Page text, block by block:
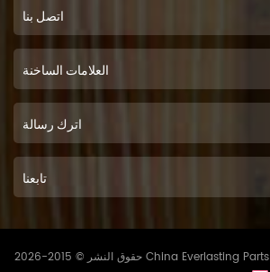
اتصل بنا
العلامات الساخنة
اترك رسالة
تابعنا
حقوق النشر © 2015-2026 China Everlasting Parts Co., Limited..كل الحقوق